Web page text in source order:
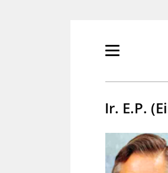
Primair
tonen/
Ir. E.P.